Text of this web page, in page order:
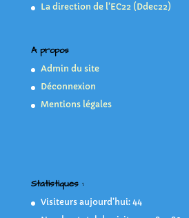
La direction de l’EC22 (Ddec22)
A propos
Admin du site
Déconnexion
Mentions légales
Statistiques :
Visiteurs aujourd’hui: 44